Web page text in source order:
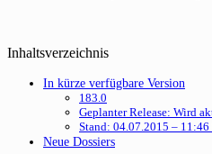
Inhaltsverzeichnis
In kürze verfügbare Version
183.0
Geplanter Release: Wird
Stand: 04.07.2015 – 11:46
Neue Dossiers